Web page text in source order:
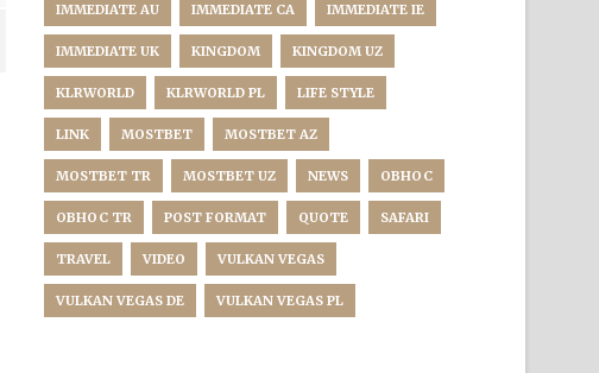
IMMEDIATE AU IMMEDIATE CA IMMEDIATE IE
IMMEDIATE UK KINGDOM KINGDOM UZ
KLRWORLD KLRWORLD PL LIFE STYLE
LINK MOSTBET MOSTBET AZ
MOSTBET TR MOSTBET UZ NEWS OBHOC
OBHOC TR POST FORMAT QUOTE SAFARI
TRAVEL VIDEO VULKAN VEGAS
VULKAN VEGAS DE VULKAN VEGAS PL